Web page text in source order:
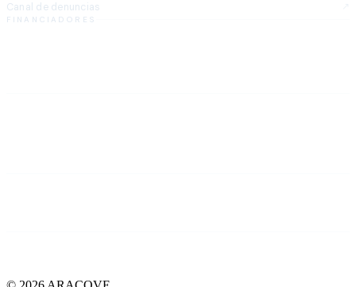
Canal de denuncias
FINANCIADORES